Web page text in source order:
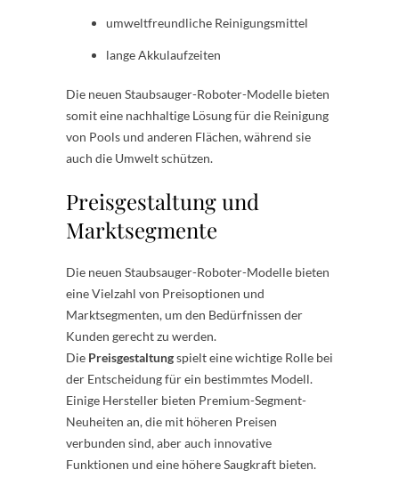
umweltfreundliche Reinigungsmittel
lange Akkulaufzeiten
Die neuen Staubsauger-Roboter-Modelle bieten
somit eine nachhaltige Lösung für die Reinigung
von Pools und anderen Flächen, während sie
auch die Umwelt schützen.
Preisgestaltung und
Marktsegmente
Die neuen Staubsauger-Roboter-Modelle bieten
eine Vielzahl von Preisoptionen und
Marktsegmenten, um den Bedürfnissen der
Kunden gerecht zu werden.
Die Preisgestaltungspielt eine wichtige Rolle bei
der Entscheidung für ein bestimmtes Modell.
Einige Hersteller bieten Premium-Segment-
Neuheiten an, die mit höheren Preisen
verbunden sind, aber auch innovative
Funktionen und eine höhere Saugkraft bieten.